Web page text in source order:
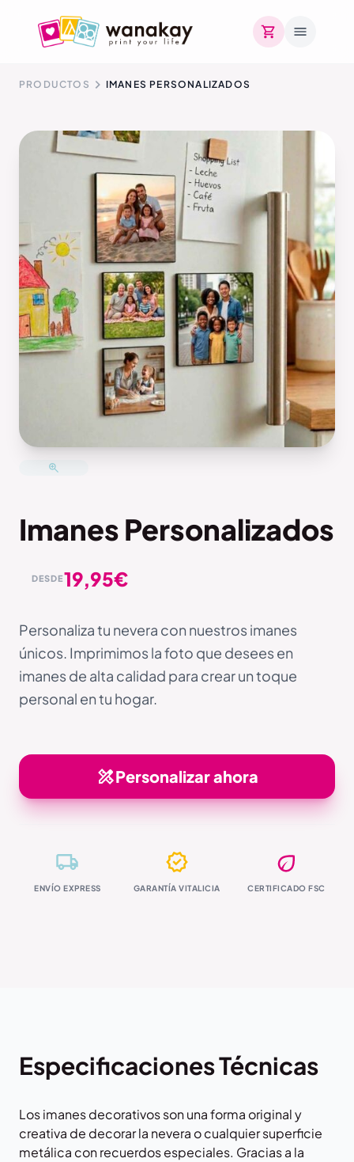
PRODUCTOS IMANES PERSONALIZADOS
Imanes Personalizados
DESDE19,95€
Personaliza tu nevera con nuestros imanes
únicos. Imprimimos la foto que desees en
imanes de alta calidad para crear un toque
personal en tu hogar.
Personalizar ahora
ENVÍO EXPRESS GARANTÍA VITALICIA CERTIFICADO FSC
Especificaciones Técnicas
Los imanes decorativos son una forma original y
creativa de decorar la nevera o cualquier superficie
metálica con recuerdos especiales. Gracias a la